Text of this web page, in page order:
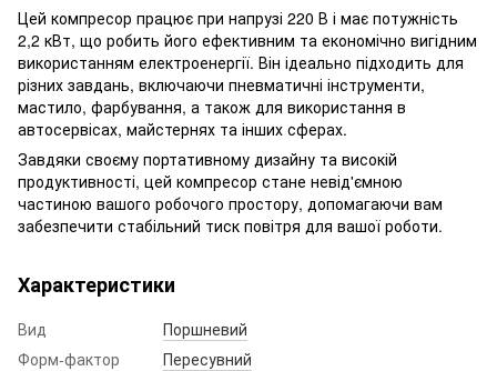
Цей компресор працює при напрузі 220 В і має потужність
2,2 кВт, що робить його ефективним та економічно вигідним
використанням електроенергії. Він ідеально підходить для
різних завдань, включаючи пневматичні інструменти,
мастило, фарбування, а також для використання в
автосервісах, майстернях та інших сферах.
Завдяки своєму портативному дизайну та високій
продуктивності, цей компресор стане невід'ємною
частиною вашого робочого простору, допомагаючи вам
забезпечити стабільний тиск повітря для вашої роботи.
Характеристики
Вид
Поршневий
Форм-фактор
Пересувний